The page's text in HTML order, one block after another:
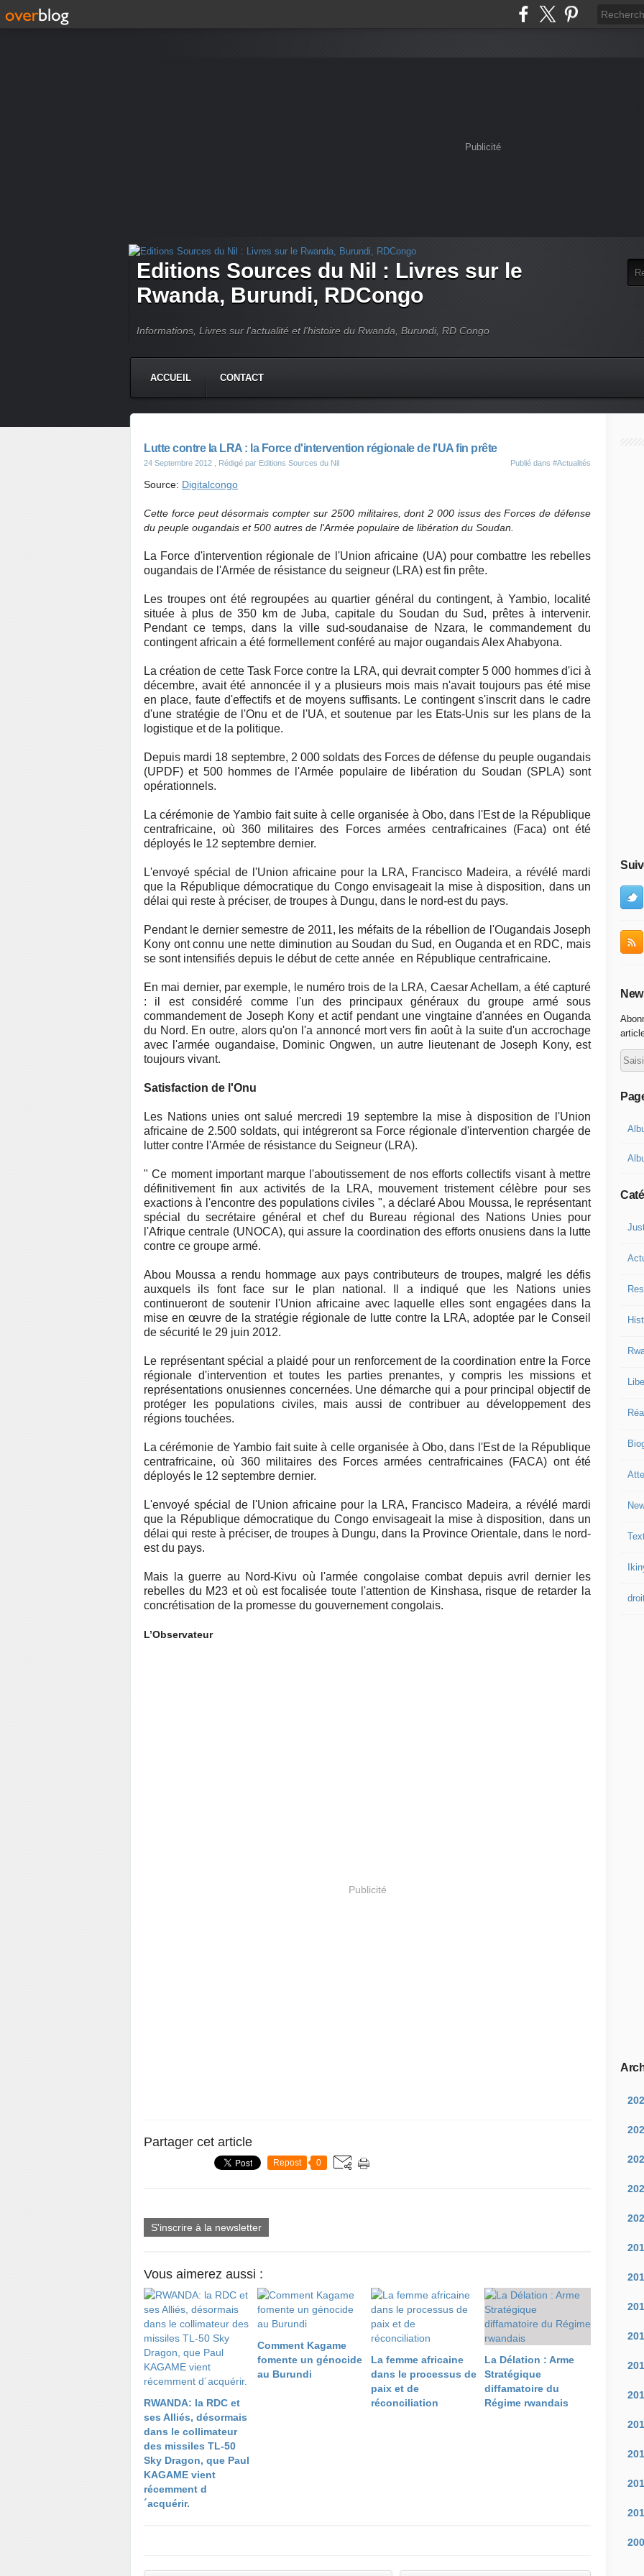
Publicité
Editions Sources du Nil : Livres sur le
Rwanda, Burundi, RDCongo
Informations, Livres sur l'actualité et l'histoire du Rwanda, Burundi, RD Congo
ACCUEIL CONTACT
Lutte contre la LRA : la Force d'intervention régionale de l'UA fin prête
24 Septembre 2012 , Rédigé par Editions Sources du Nil Publié dans #Actualités
Source: Digitalcongo
Cette force peut désormais compter sur 2500 militaires, dont 2 000 issus des Forces de défense
du peuple ougandais et 500 autres de l'Armée populaire de libération du Soudan.
La Force d'intervention régionale de l'Union africaine (UA) pour combattre les rebelles
ougandais de l'Armée de résistance du seigneur (LRA) est fin prête.
Les troupes ont été regroupées au quartier général du contingent, à Yambio, localité
située à plus de 350 km de Juba, capitale du Soudan du Sud, prêtes à intervenir.
Pendant ce temps, dans la ville sud-soudanaise de Nzara, le commandement du
contingent africain a été formellement conféré au major ougandais Alex Ahabyona.
La création de cette Task Force contre la LRA, qui devrait compter 5 000 hommes d'ici à
décembre, avait été annoncée il y a plusieurs mois mais n'avait toujours pas été mise
en place, faute d'effectifs et de moyens suffisants. Le contingent s'inscrit dans le cadre
d'une stratégie de l'Onu et de l'UA, et soutenue par les Etats-Unis sur les plans de la
logistique et de la politique.
Depuis mardi 18 septembre, 2 000 soldats des Forces de défense du peuple ougandais
(UPDF) et 500 hommes de l'Armée populaire de libération du Soudan (SPLA) sont
opérationnels.
La cérémonie de Yambio fait suite à celle organisée à Obo, dans l'Est de la République
centrafricaine, où 360 militaires des Forces armées centrafricaines (Faca) ont été
déployés le 12 septembre dernier.
L'envoyé spécial de l'Union africaine pour la LRA, Francisco Madeira, a révélé mardi
que la République démocratique du Congo envisageait la mise à disposition, dans un
délai qui reste à préciser, de troupes à Dungu, dans le nord-est du pays.
Pendant le dernier semestre de 2011, les méfaits de la rébellion de l'Ougandais Joseph
Kony ont connu une nette diminution au Soudan du Sud, en Ouganda et en RDC, mais
se sont intensifiés depuis le début de cette année en République centrafricaine.
En mai dernier, par exemple, le numéro trois de la LRA, Caesar Achellam, a été capturé
: il est considéré comme l'un des principaux généraux du groupe armé sous
commandement de Joseph Kony et actif pendant une vingtaine d'années en Ouganda
du Nord. En outre, alors qu'on l'a annoncé mort vers fin août à la suite d'un accrochage
avec l'armée ougandaise, Dominic Ongwen, un autre lieutenant de Joseph Kony, est
toujours vivant.
Satisfaction de l'Onu
Les Nations unies ont salué mercredi 19 septembre la mise à disposition de l'Union
africaine de 2.500 soldats, qui intégreront sa Force régionale d'intervention chargée de
lutter contre l'Armée de résistance du Seigneur (LRA).
" Ce moment important marque l'aboutissement de nos efforts collectifs visant à mettre
définitivement fin aux activités de la LRA, mouvement tristement célèbre pour ses
exactions à l'encontre des populations civiles ", a déclaré Abou Moussa, le représentant
spécial du secrétaire général et chef du Bureau régional des Nations Unies pour
l'Afrique centrale (UNOCA), qui assure la coordination des efforts onusiens dans la lutte
contre ce groupe armé.
Abou Moussa a rendu hommage aux pays contributeurs de troupes, malgré les défis
auxquels ils font face sur le plan national. Il a indiqué que les Nations unies
continueront de soutenir l'Union africaine avec laquelle elles sont engagées dans la
mise en œuvre de la stratégie régionale de lutte contre la LRA, adoptée par le Conseil
de sécurité le 29 juin 2012.
Le représentant spécial a plaidé pour un renforcement de la coordination entre la Force
régionale d'intervention et toutes les parties prenantes, y compris les missions et
représentations onusiennes concernées. Une démarche qui a pour principal objectif de
protéger les populations civiles, mais aussi de contribuer au développement des
régions touchées.
La cérémonie de Yambio fait suite à celle organisée à Obo, dans l'Est de la République
centrafricaine, où 360 militaires des Forces armées centrafricaines (FACA) ont été
déployés le 12 septembre dernier.
L'envoyé spécial de l'Union africaine pour la LRA, Francisco Madeira, a révélé mardi
que la République démocratique du Congo envisageait la mise à disposition, dans un
délai qui reste à préciser, de troupes à Dungu, dans la Province Orientale, dans le nord-
est du pays.
Mais la guerre au Nord-Kivu où l'armée congolaise combat depuis avril dernier les
rebelles du M23 et où est focalisée toute l'attention de Kinshasa, risque de retarder la
concrétisation de la promesse du gouvernement congolais.
L’Observateur
Publicité
Partager cet article
Repost 0
S'inscrire à la newsletter
Vous aimerez aussi :
RWANDA: la RDC et
ses Alliés, désormais
dans le collimateur
des missiles TL-50
Sky Dragon, que Paul
KAGAME vient
récemment d
´acquérir.
Comment Kagame
fomente un génocide
au Burundi
La femme africaine
dans le processus de
paix et de
réconciliation
La Délation : Arme
Stratégique
diffamatoire du
Régime rwandais